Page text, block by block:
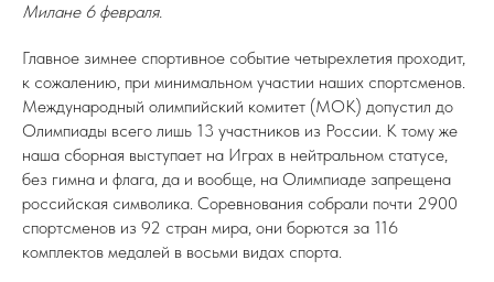
Милане 6 февраля.
Главное зимнее спортивное событие четырехлетия проходит,
к сожалению, при минимальном участии наших спортсменов.
Международный олимпийский комитет (МОК) допустил до
Олимпиады всего лишь 13 участников из России. К тому же
наша сборная выступает на Играх в нейтральном статусе,
без гимна и флага, да и вообще, на Олимпиаде запрещена
российская символика. Соревнования собрали почти 2900
спортсменов из 92 стран мира, они борются за 116
комплектов медалей в восьми видах спорта.